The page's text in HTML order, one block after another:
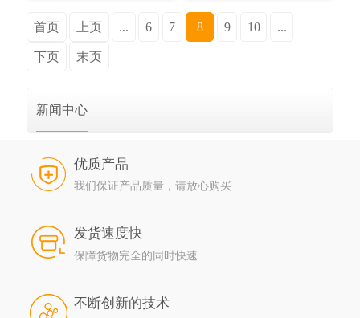
首页 上页 ... 6 7 8 9 10 ...
下页 末页
新闻中心
优质产品
我们保证产品质量，请放心购买
发货速度快
保障货物完全的同时快速
不断创新的技术